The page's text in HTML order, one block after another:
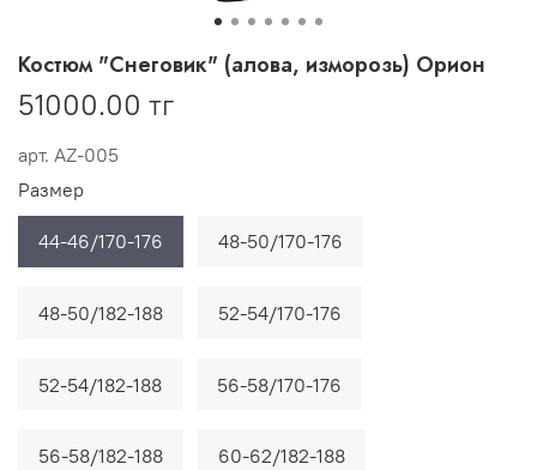
арт. AZ-005
Костюм "Снеговик" (алова, изморозь) Орион
51000.00 тг
Размер
44-46/170-176 48-50/170-176
48-50/182-188 52-54/170-176
52-54/182-188 56-58/170-176
56-58/182-188 60-62/182-188